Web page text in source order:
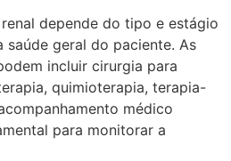
depende do tipo e estágio
geral do paciente. As
incluir cirurgia para
quimioterapia, terapia-
médico
para monitorar a